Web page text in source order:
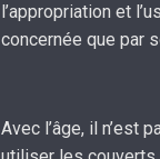
l’appropriation et
concernée que par
Avec l’âge, il n’est